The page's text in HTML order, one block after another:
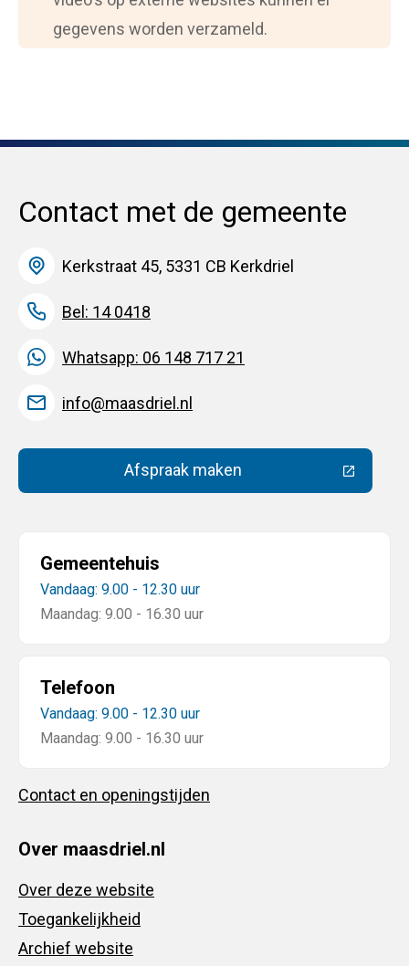
gegevens worden verzameld.
Contact met de gemeente
Kerkstraat 45, 5331 CB Kerkdriel
Bel: 14 0418
Whatsapp: 06 148 717 21
info@maasdriel.nl
Afspraak maken(Deze link gaat naar een
Gemeentehuis
Vandaag: 9.00 - 12.30 uur
Maandag: 9.00 - 16.30 uur
Telefoon
Vandaag: 9.00 - 12.30 uur
Maandag: 9.00 - 16.30 uur
Contact en openingstijden
Over maasdriel.nl
Over deze website
Toegankelijkheid
Archief website